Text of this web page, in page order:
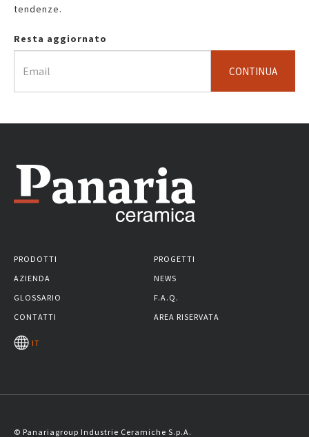
tendenze.
Resta aggiornato
CONTINUA
PRODOTTI
PROGETTI
AZIENDA
NEWS
GLOSSARIO
F.A.Q.
CONTATTI
AREA RISERVATA
IT
© Panariagroup Industrie Ceramiche S.p.A.